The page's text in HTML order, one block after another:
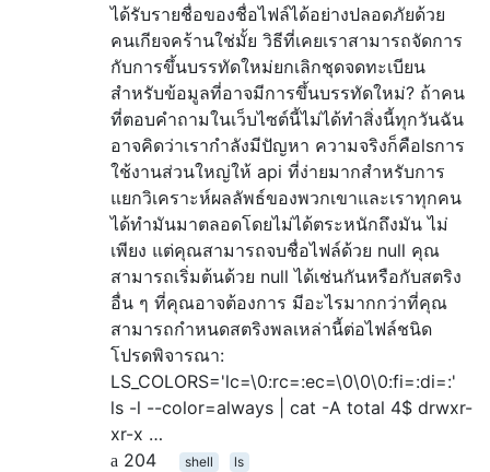
ได้รับรายชื่อของชื่อไฟล์ได้อย่างปลอดภัยด้วย
คนเกียจคร้านใช่มั้ย วิธีที่เคยเราสามารถจัดการ
กับการขึ้นบรรทัดใหม่ยกเลิกชุดจดทะเบียน
สำหรับข้อมูลที่อาจมีการขึ้นบรรทัดใหม่? ถ้าคน
ที่ตอบคำถามในเว็บไซต์นี้ไม่ได้ทำสิ่งนี้ทุกวันฉัน
อาจคิดว่าเรากำลังมีปัญหา ความจริงก็คือlsการ
ใช้งานส่วนใหญ่ให้ api ที่ง่ายมากสำหรับการ
แยกวิเคราะห์ผลลัพธ์ของพวกเขาและเราทุกคน
ได้ทำมันมาตลอดโดยไม่ได้ตระหนักถึงมัน ไม่
เพียง แต่คุณสามารถจบชื่อไฟล์ด้วย null คุณ
สามารถเริ่มต้นด้วย null ได้เช่นกันหรือกับสตริง
อื่น ๆ ที่คุณอาจต้องการ มีอะไรมากกว่าที่คุณ
สามารถกำหนดสตริงพลเหล่านี้ต่อไฟล์ชนิด
โปรดพิจารณา:
LS_COLORS='lc=\0:rc=:ec=\0\0\0:fi=:di=:'
ls -l --color=always | cat -A total 4$ drwxr-
xr-x …
204
shell ls